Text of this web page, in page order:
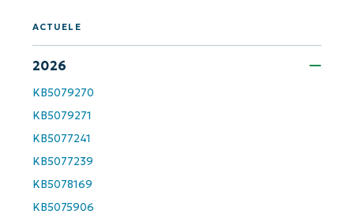
ACTUELE
2026
KB5079270
KB5079271
KB5077241
KB5077239
KB5078169
KB5075906
and
Business
Phone
Land
Company